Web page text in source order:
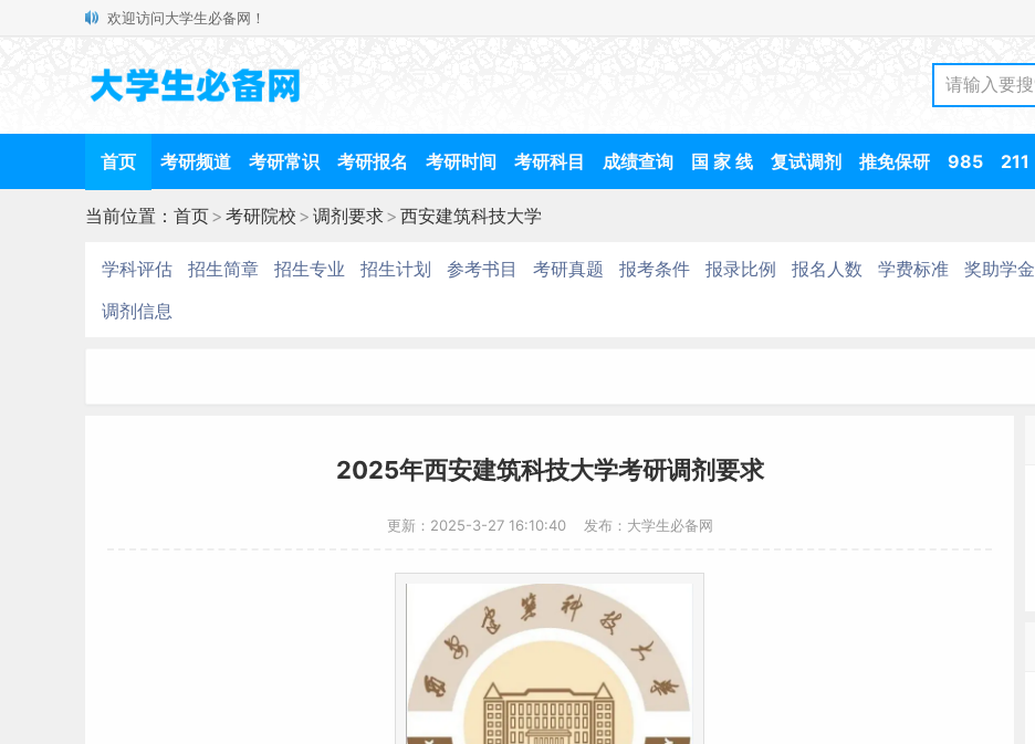
欢迎访问大学生必备网！
首页 考研频道 考研常识 考研报名 考研时间 考研科目 成绩查询 国 家 线 复试调剂 推免保研 985 211
当前位置： 首页> 考研院校 > 调剂要求> 西安建筑科技大学
学科评估 招生简章 招生专业 招生计划 参考书目 考研真题 报考条件 报录比例 报名人数 学费标准 奖助学金
调剂信息
2025年西安建筑科技大学考研调剂要求
更新：2025-3-27 16:10:40 发布：大学生必备网